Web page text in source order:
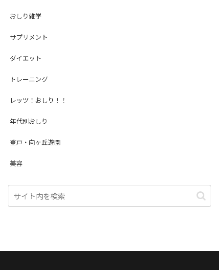
おしり雑学
サプリメント
ダイエット
トレーニング
レッツ！おしり！！
年代別おしり
登戸・向ヶ丘遊園
美容